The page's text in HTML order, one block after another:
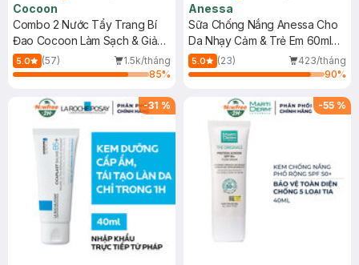
Cocoon
Combo 2 Nước Tẩy Trang Bí
Đao Cocoon Làm Sạch & Giảm
Dầu 500ml
5.0 (57)
1.5k/tháng
85%
Anessa
Sữa Chống Nắng Anessa Cho
Da Nhạy Cảm & Trẻ Em 60ml
(Mới)
5.0 (23)
423/tháng
90%
-31 % -55 %